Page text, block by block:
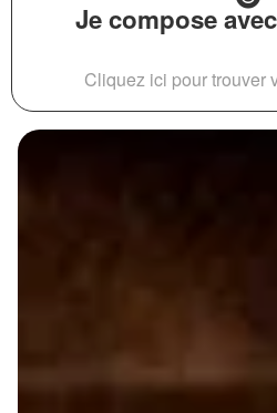
Je compose
Cliquez ici pour trouver